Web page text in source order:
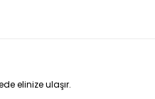
elinize ulaşır.